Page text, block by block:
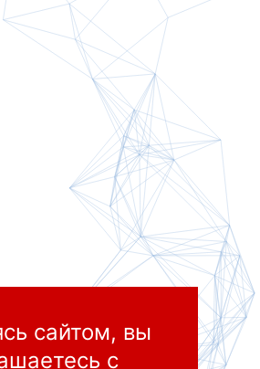
сайтом, вы
с